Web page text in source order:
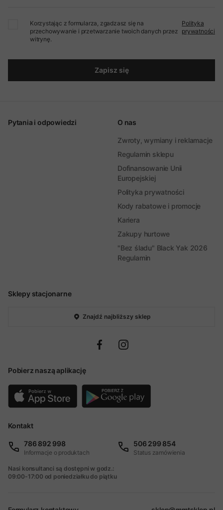
Korzystając z formularza, zgadzasz się na
przechowywanie i przetwarzanie twoich danych przez
witrynę.
Polityka
prywatności
Zapisz się
Sklepy stacjonarne
Znajdź najbliższy sklep
Pobierz naszą aplikację
Pytania i odpowiedzi O nas
Zwroty, wymiany i reklamacje
Regulamin sklepu
Dofinansowanie Unii
Europejskiej
Polityka prywatności
Kody rabatowe i promocje
Kariera
Zakupy hurtowe
"Bez śladu" Black Yak 2026
Regulamin
Kontakt
786 892 998
Informacje o produktach
506 299 854
Status zamówienia
Nasi konsultanci są dostępni w godz.:
09:00-17:00 od poniedziałku do piątku